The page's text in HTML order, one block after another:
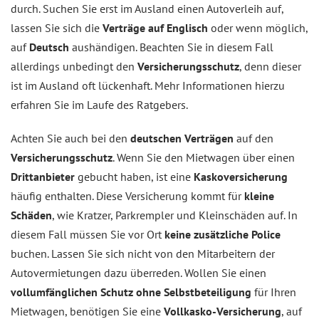
durch. Suchen Sie erst im Ausland einen Autoverleih auf,
lassen Sie sich die Verträge auf Englisch oder wenn möglich,
auf Deutsch aushändigen. Beachten Sie in diesem Fall
allerdings unbedingt den Versicherungsschutz, denn dieser
ist im Ausland oft lückenhaft. Mehr Informationen hierzu
erfahren Sie im Laufe des Ratgebers.
Achten Sie auch bei den deutschen Verträgen auf den
Versicherungsschutz. Wenn Sie den Mietwagen über einen
Drittanbieter gebucht haben, ist eine Kaskoversicherung
häufig enthalten. Diese Versicherung kommt für kleine
Schäden, wie Kratzer, Parkrempler und Kleinschäden auf. In
diesem Fall müssen Sie vor Ort keine zusätzliche Police
buchen. Lassen Sie sich nicht von den Mitarbeitern der
Autovermietungen dazu überreden. Wollen Sie einen
vollumfänglichen Schutz ohne Selbstbeteiligung für Ihren
Mietwagen, benötigen Sie eine Vollkasko-Versicherung, auf